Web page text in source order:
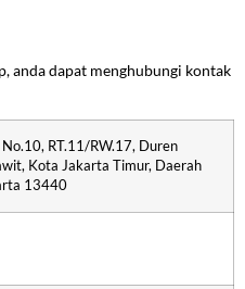
anda dapat menghubungi kontak
RT.11/RW.17, Duren
Kota Jakarta Timur, Daerah
13440